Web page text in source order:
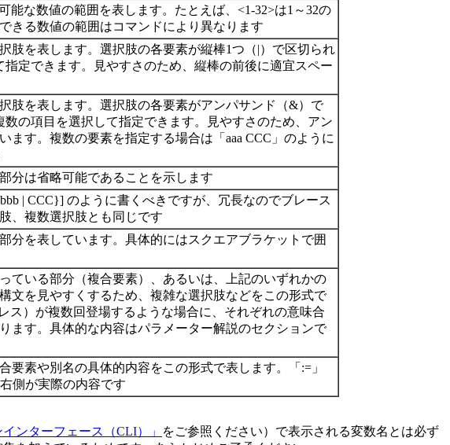
能な数値の範囲を表します。たとえば、<1-32>は1～32の
きる数値の範囲はコマンドにより異なります
肢を表します。選択肢の各要素が縦棒1つ（|）で区切られ
定できます。見やすさのため、縦棒の前後に適宜スペー
肢を表します。選択肢の各要素がアンパサンド（&）で
の項目を選択して指定できます。見やすさのため、アン
す。複数の要素を指定する場合は「aaa CCC」のように
分は省略可能であることを示します
| CCC}] のように書くべきですが、冗長なのでブレース
、複数選択肢とも同じです
分を表しています。具体的にはスクエアブラケットで囲
ている部分（複合要素）、あるいは、上記のいずれかの
文を見やすくするため、複雑な選択肢などをこの形式で
ス）が複数回登場するような場合に、それぞれの意味合
ます。具体的な内容はパラメーター解説のセクションで
要素や別名の具体的内容をこの形式で表します。「:=」
側が実際の内容です
ンターフェース（CLI）」
をご参照ください）で表示される変数名とは必ず